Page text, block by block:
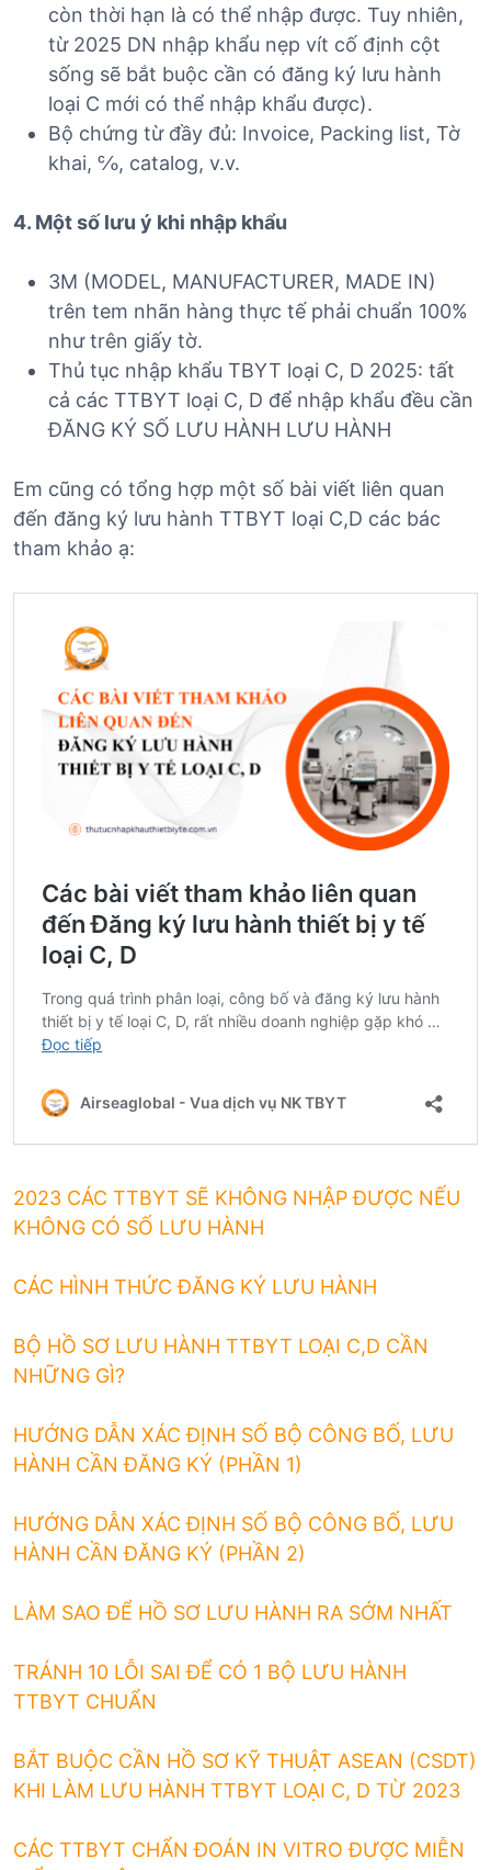
còn thời hạn là có thể nhập được. Tuy nhiên,
từ 2025 DN nhập khẩu nẹp vít cố định cột
sống sẽ bắt buộc cần có đăng ký lưu hành
loại C mới có thể nhập khẩu được).
Bộ chứng từ đầy đủ: Invoice, Packing list, Tờ
khai, ℅, catalog, v.v.
4. Một số lưu ý khi nhập khẩu
3M (MODEL, MANUFACTURER, MADE IN)
trên tem nhãn hàng thực tế phải chuẩn 100%
như trên giấy tờ.
Thủ tục nhập khẩu TBYT loại C, D 2025: tất
cả các TTBYT loại C, D để nhập khẩu đều cần
ĐĂNG KÝ SỐ LƯU HÀNH LƯU HÀNH
Em cũng có tổng hợp một số bài viết liên quan
đến đăng ký lưu hành TTBYT loại C,D các bác
tham khảo ạ:
2023 CÁC TTBYT SẼ KHÔNG NHẬP ĐƯỢC NẾU
KHÔNG CÓ SỐ LƯU HÀNH
CÁC HÌNH THỨC ĐĂNG KÝ LƯU HÀNH
BỘ HỒ SƠ LƯU HÀNH TTBYT LOẠI C,D CẦN
NHỮNG GÌ?
HƯỚNG DẪN XÁC ĐỊNH SỐ BỘ CÔNG BỐ, LƯU
HÀNH CẦN ĐĂNG KÝ (PHẦN 1)
HƯỚNG DẪN XÁC ĐỊNH SỐ BỘ CÔNG BỐ, LƯU
HÀNH CẦN ĐĂNG KÝ (PHẦN 2)
LÀM SAO ĐỂ HỒ SƠ LƯU HÀNH RA SỚM NHẤT
TRÁNH 10 LỖI SAI ĐỂ CÓ 1 BỘ LƯU HÀNH
TTBYT CHUẨN
BẮT BUỘC CẦN HỒ SƠ KỸ THUẬT ASEAN (CSDT)
KHI LÀM LƯU HÀNH TTBYT LOẠI C, D TỪ 2023
CÁC TTBYT CHẨN ĐOÁN IN VITRO ĐƯỢC MIỄN